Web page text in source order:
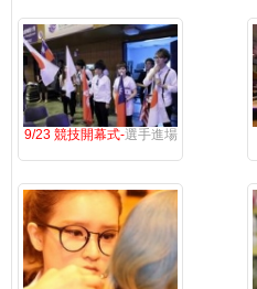
9/23 競技開幕式-選手進場